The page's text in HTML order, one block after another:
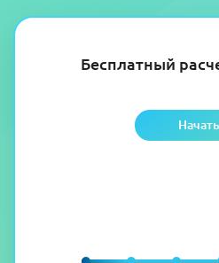
Бесплатный
Начать